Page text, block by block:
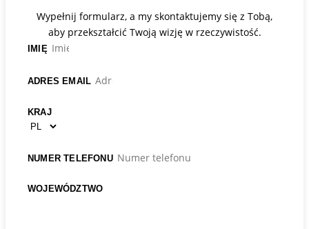
Wypełnij formularz, a my skontaktujemy się z Tobą,
aby przekształcić Twoją wizję w rzeczywistość.
IMIĘ
ADRES EMAIL
KRAJ
NUMER TELEFONU
WOJEWÓDZTWO